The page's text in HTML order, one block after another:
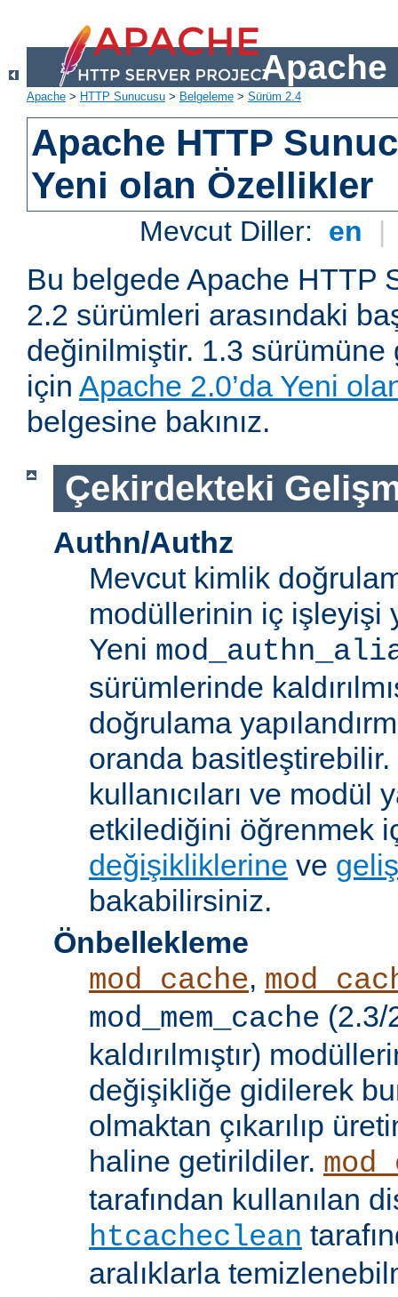
Apache
Apache > HTTP Sunucusu > Belgeleme > Sürüm 2.4
Apache HTTP
Yeni olan Özellikler
Mevcut Diller: en |
Bu belgede Apache HTTP
2.2 sürümleri arasındaki
değinilmiştir. 1.3
için Apache 2.0’da Yeni
belgesine bakınız.
Çekirdekteki
Authn/Authz
Mevcut kimlik
modüllerinin iç işleyişi
Yeni
sürümlerinde
doğrulama
oranda
kullanıcıları ve modül
etkilediğini öğrenmek
değişikliklerine ve
bakabilirsiniz.
Önbellekleme
mod_cache,
mod_mem_cache (2.3/
kaldırılmıştır)
değişikliğe gidilerek
olmaktan çıkarılıp
haline getirildiler.
tarafından kullanılan
htcacheclean
aralıklarla